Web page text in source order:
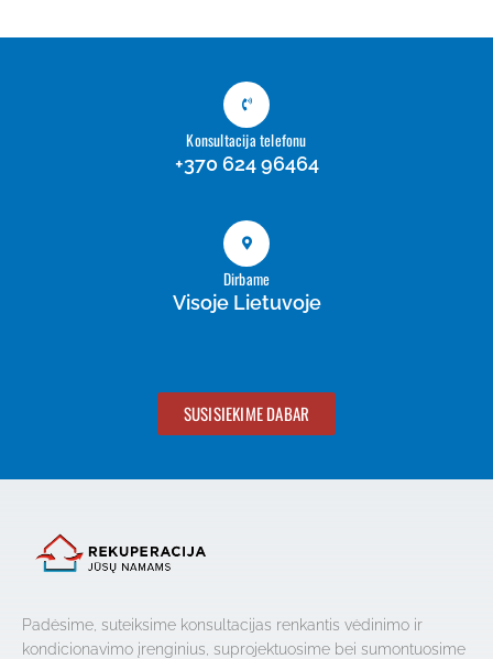
Konsultacija telefonu
+370 624 96464
Dirbame
Visoje Lietuvoje
SUSISIEKIME DABAR
Padėsime, suteiksime konsultacijas renkantis vėdinimo ir
kondicionavimo įrenginius, suprojektuosime bei sumontuosime